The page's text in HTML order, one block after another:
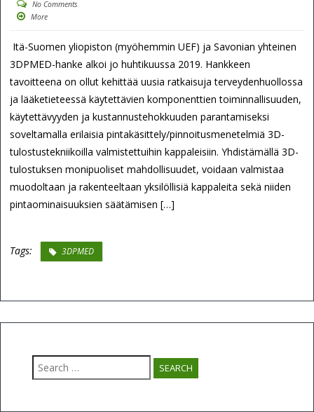
No Comments
More
Itä-Suomen yliopiston (myöhemmin UEF) ja Savonian yhteinen
3DPMED-hanke alkoi jo huhtikuussa 2019. Hankkeen
tavoitteena on ollut kehittää uusia ratkaisuja terveydenhuollossa
ja lääketieteessä käytettävien komponenttien toiminnallisuuden,
käytettävyyden ja kustannustehokkuuden parantamiseksi
soveltamalla erilaisia pintakäsittely/pinnoitusmenetelmiä 3D-
tulostustekniikoilla valmistettuihin kappaleisiin. Yhdistämällä 3D-
tulostuksen monipuoliset mahdollisuudet, voidaan valmistaa
muodoltaan ja rakenteeltaan yksilöllisiä kappaleita sekä niiden
pintaominaisuuksien säätämisen […]
Tags: 3DPMED
Search
for: